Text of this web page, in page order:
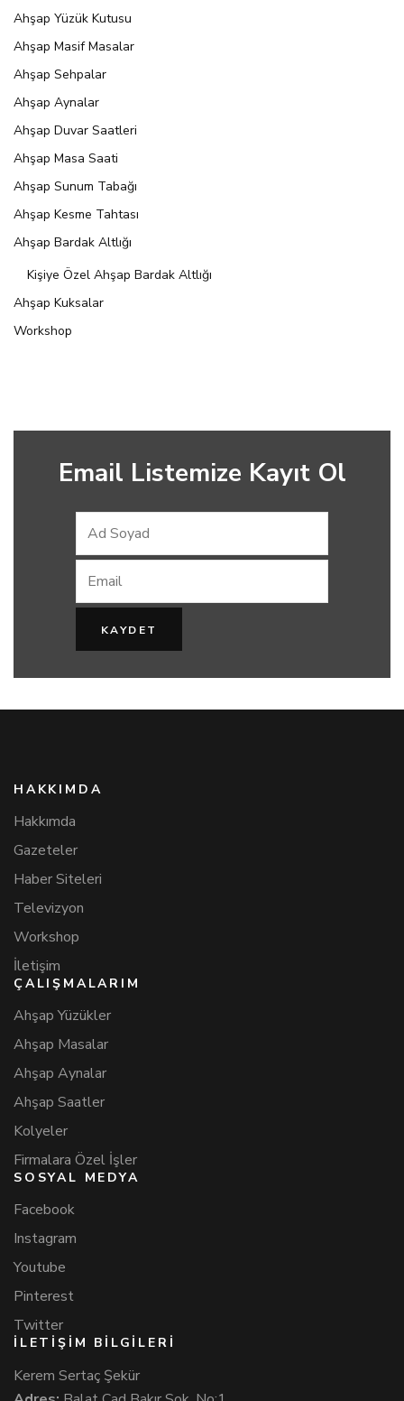
Ahşap Yüzük Kutusu
Ahşap Masif Masalar
Ahşap Sehpalar
Ahşap Aynalar
Ahşap Duvar Saatleri
Ahşap Masa Saati
Ahşap Sunum Tabağı
Ahşap Kesme Tahtası
Ahşap Bardak Altlığı
Kişiye Özel Ahşap Bardak Altlığı
Ahşap Kuksalar
Workshop
Email Listemize Kayıt Ol
HAKKIMDA
Hakkımda
Gazeteler
Haber Siteleri
Televizyon
Workshop
İletişim
ÇALIŞMALARIM
Ahşap Yüzükler
Ahşap Masalar
Ahşap Aynalar
Ahşap Saatler
Kolyeler
Firmalara Özel İşler
SOSYAL MEDYA
Facebook
Instagram
Youtube
Pinterest
Twitter
İLETİŞİM BİLGİLERİ
Kerem Sertaç Şekür